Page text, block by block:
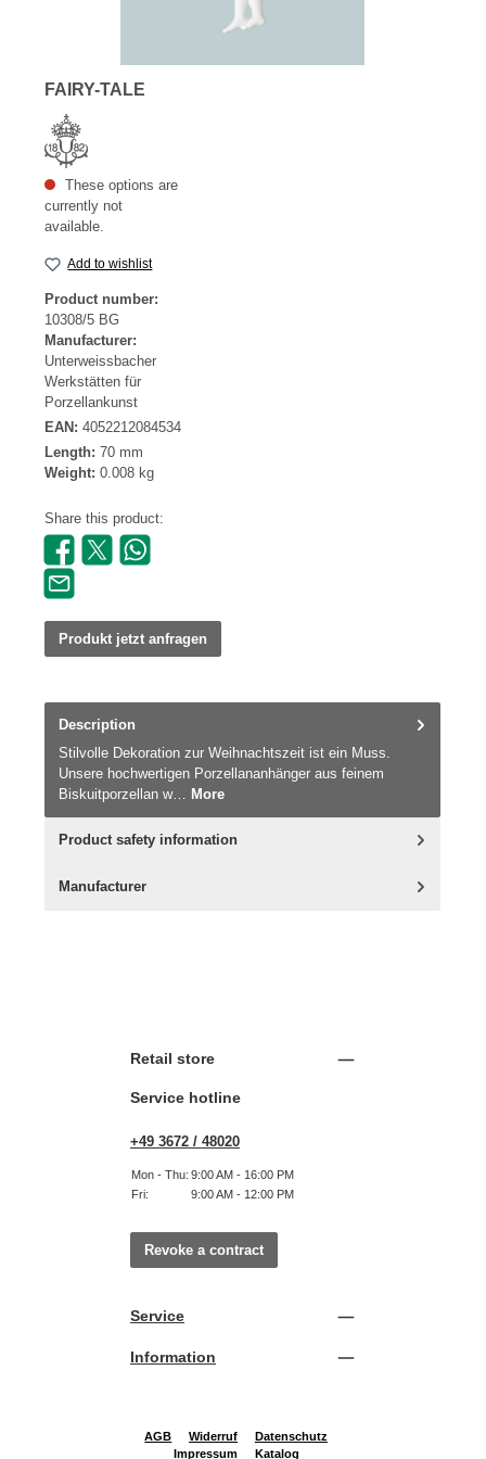
FAIRY-TALE
These options are
currently not
available.
Add to wishlist
Product number:
10308/5 BG
Manufacturer:
Unterweissbacher
Werkstätten für
Porzellankunst
EAN: 4052212084534
Length: 70 mm
Weight: 0.008 kg
Share this product:
Produkt jetzt anfragen
Description
Stilvolle Dekoration zur Weihnachtszeit ist ein Muss.
Unsere hochwertigen Porzellananhänger aus feinem
Biskuitporzellan w… More
Product safety information
Manufacturer
Retail store
Service hotline
+49 3672 / 48020
Mon - Thu: 9:00 AM - 16:00 PM
Fri:
9:00 AM - 12:00 PM
Revoke a contract
Service
Information
AGB Widerruf
Datenschutz
Impressum
Katalog